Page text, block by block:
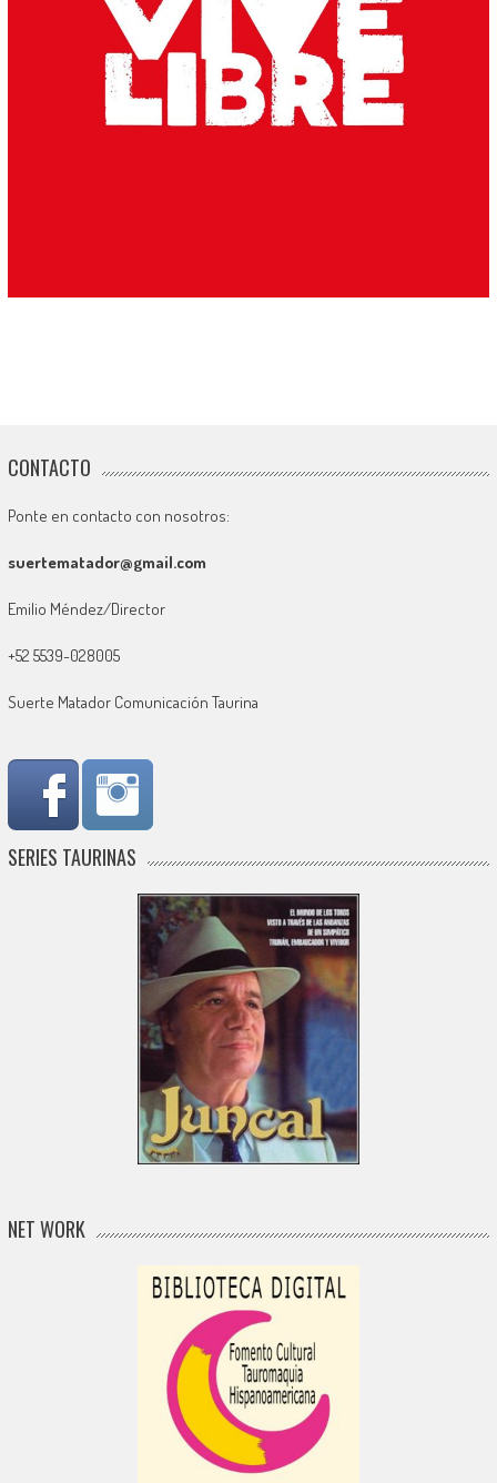
CONTACTO
Ponte en contacto con nosotros:
suertematador@gmail.com
Emilio Méndez/Director
+52 5539-028005
Suerte Matador Comunicación Taurina
SERIES TAURINAS
NET WORK